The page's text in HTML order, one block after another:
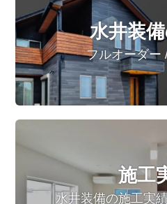
水井装
フルオーダー
施工
水井装備の施工実